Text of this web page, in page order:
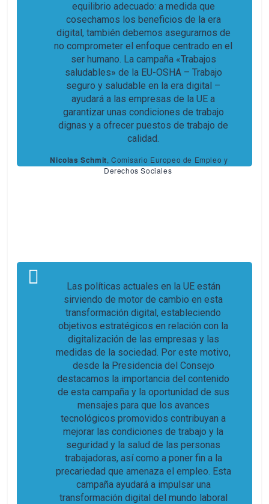
equilibrio adecuado: a medida que
cosechamos los beneficios de la era
digital, también debemos asegurarnos de
no comprometer el enfoque centrado en el
ser humano. La campaña «Trabajos
saludables» de la EU-OSHA – Trabajo
seguro y saludable en la era digital –
ayudará a las empresas de la UE a
garantizar unas condiciones de trabajo
dignas y a ofrecer puestos de trabajo de
calidad.
Nicolas Schmit, Comisario Europeo de Empleo y
Derechos Sociales
Las políticas actuales en la UE están
sirviendo de motor de cambio en esta
transformación digital, estableciendo
objetivos estratégicos en relación con la
digitalización de las empresas y las
medidas de la sociedad. Por este motivo,
desde la Presidencia del Consejo
destacamos la importancia del contenido
de esta campaña y la oportunidad de sus
mensajes para que los avances
tecnológicos promovidos contribuyan a
mejorar las condiciones de trabajo y la
seguridad y la salud de las personas
trabajadoras, así como a poner fin a la
precariedad que amenaza el empleo. Esta
campaña ayudará a impulsar una
transformación digital del mundo laboral